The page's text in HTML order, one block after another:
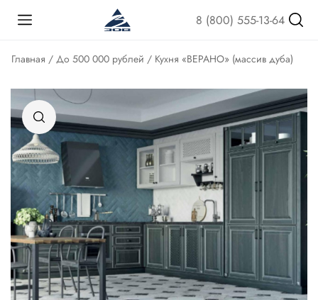
8 (800) 555-13-64
Главная / До 500 000 рублей / Кухня «ВЕРАНО» (массив дуба)